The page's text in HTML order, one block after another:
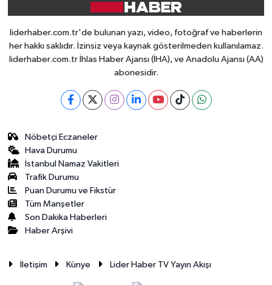
liderhaber.com.tr'de bulunan yazı, video, fotoğraf ve haberlerin
her hakkı saklıdır. İzinsiz veya kaynak gösterilmeden kullanılamaz.
liderhaber.com.tr İhlas Haber Ajansı (İHA), ve Anadolu Ajansı (AA)
abonesidir.
Nöbetçi Eczaneler
Hava Durumu
İstanbul Namaz Vakitleri
Trafik Durumu
Puan Durumu ve Fikstür
Tüm Manşetler
Son Dakika Haberleri
Haber Arşivi
İletişim Künye Lider Haber TV Yayın Akışı